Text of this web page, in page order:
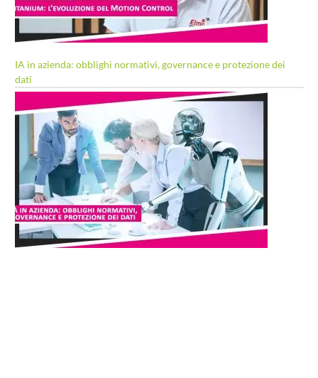
IA in azienda: obblighi normativi, governance e protezione dei
dati